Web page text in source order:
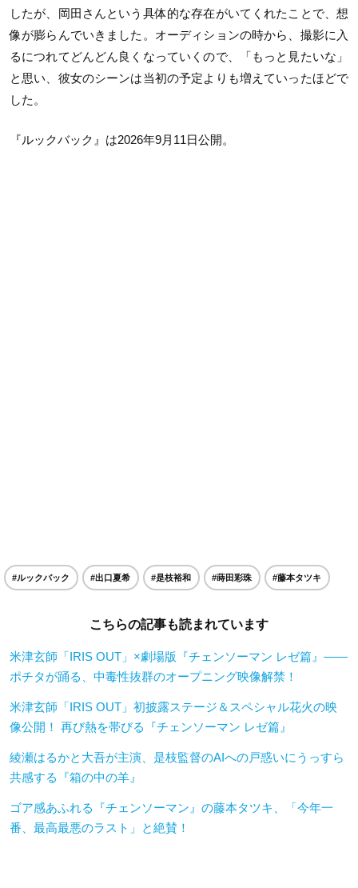
したが、岡田さんという具体的な存在がいてくれたことで、想
像が膨らんでいきました。オーディションの時から、撮影に入
るにつれてどんどん良くなっていくので、「もっと見たいな」
と思い、彼女のシーンは当初の予定よりも増えていったほどで
した。
『ルックバック』は2026年9月11日公開。
#ルックバック #出口夏希 #是枝裕和 #蒔田彩珠 #藤本タツキ
こちらの記事も読まれています
米津玄師「IRIS OUT」×劇場版『チェンソーマン レゼ篇』——
ポチタが踊る、中毒性抜群のオープニング映像解禁！
米津玄師「IRIS OUT」初披露ステージ＆スペシャル花火の映
像公開！ 再び熱を帯びる『チェンソーマン レゼ篇』
綾瀬はるかと大吾が主演、是枝監督のAIへの戸惑いにうっすら
共感する『箱の中の羊』
ゴア感あふれる『チェンソーマン』の藤本タツキ、「今年一
番、最高最悪のラスト」と絶賛！